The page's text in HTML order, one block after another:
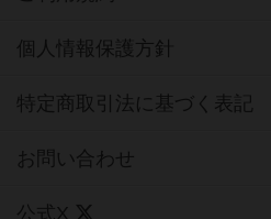
個人情報保護方針
特定商取引法に基づく表記
お問い合わせ
公式X